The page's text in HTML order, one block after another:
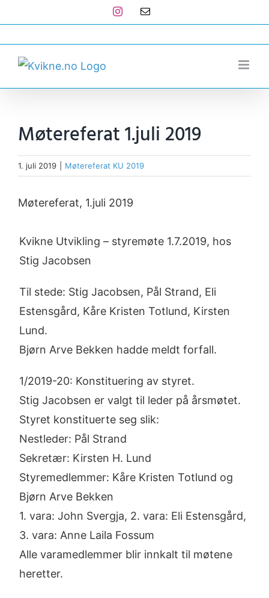
to
content
Instagram
E-
Møtereferat 1.juli 2019
1. juli 2019 Møtereferat KU 2019
Møtereferat, 1.juli 2019
Kvikne Utvikling – styremøte 1.7.2019, hos
Stig Jacobsen
Til stede: Stig Jacobsen, Pål Strand, Eli
Estensgård, Kåre Kristen Totlund, Kirsten
Lund.
Bjørn Arve Bekken hadde meldt forfall.
1/2019-20: Konstituering av styret.
Stig Jacobsen er valgt til leder på årsmøtet.
Styret konstituerte seg slik:
Nestleder: Pål Strand
Sekretær: Kirsten H. Lund
Styremedlemmer: Kåre Kristen Totlund og
Bjørn Arve Bekken
1. vara: John Svergja, 2. vara: Eli Estensgård,
3. vara: Anne Laila Fossum
Alle varamedlemmer blir innkalt til møtene
heretter.